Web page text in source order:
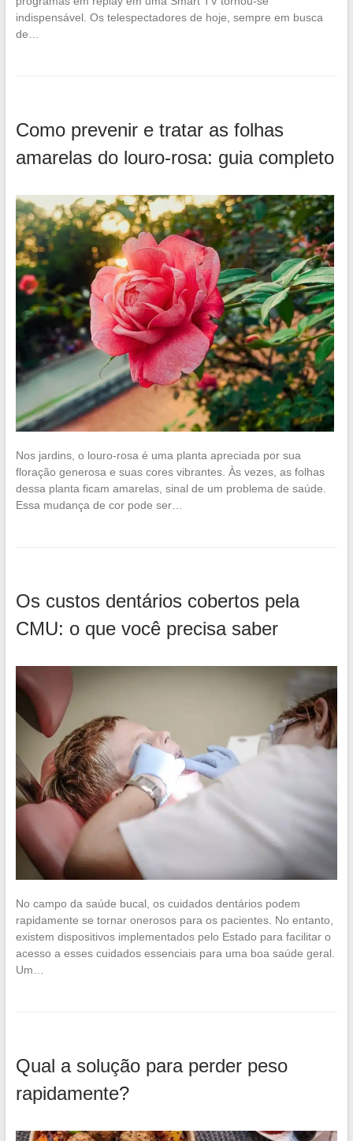
indispensável. Os telespectadores de hoje, sempre em busca
de…
Como prevenir e tratar as folhas
amarelas do louro-rosa: guia completo
Nos jardins, o louro-rosa é uma planta apreciada por sua
floração generosa e suas cores vibrantes. Às vezes, as folhas
dessa planta ficam amarelas, sinal de um problema de saúde.
Essa mudança de cor pode ser…
Os custos dentários cobertos pela
CMU: o que você precisa saber
No campo da saúde bucal, os cuidados dentários podem
rapidamente se tornar onerosos para os pacientes. No entanto,
existem dispositivos implementados pelo Estado para facilitar o
acesso a esses cuidados essenciais para uma boa saúde geral.
Um…
Qual a solução para perder peso
rapidamente?